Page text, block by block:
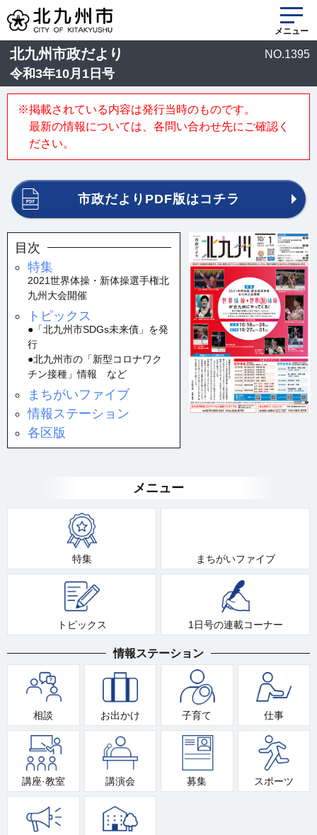
メニュー
北九州市政だより
令和3年10月1日号
NO.1395
※掲載されている内容は発行当時のものです。
最新の情報については、各問い合わせ先にご確認く
ださい。
市政だよりPDF版はコチラ
目次
特集
2021世界体操・新体操選手権北
九州大会開催
トピックス
●「北九州市SDGs未来債」を発
行
●北九州市の「新型コロナワク
チン接種」情報 など
まちがいファイブ
情報ステーション
各区版
メニュー
特集 まちがいファイブ
トピックス 1日号の連載コーナー
情報ステーション
相談 お出かけ 子育て 仕事
講座·教室 講演会 募集 スポーツ